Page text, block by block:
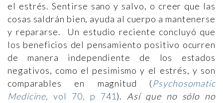
el estrés. Sentirse sano y salvo, o creer que las
cosas saldrán bien, ayuda al cuerpo a mantenerse
y repararse. Un estudio reciente concluyó que
los beneficios del pensamiento positivo ocurren
de manera independiente de los estados
negativos, como el pesimismo y el estrés, y son
comparables en magnitud (Psychosomatic
Medicine, vol 70, p 741 ). Así que no sólo no